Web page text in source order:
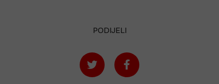
PODIJELI